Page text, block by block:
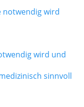
wird und